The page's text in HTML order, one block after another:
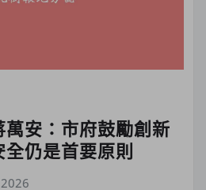
安：市府鼓勵創新
仍是首要原則